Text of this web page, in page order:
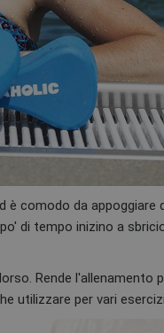
è comodo da appoggiare
di tempo inizino a
Rende l'allenamento
utilizzare per vari